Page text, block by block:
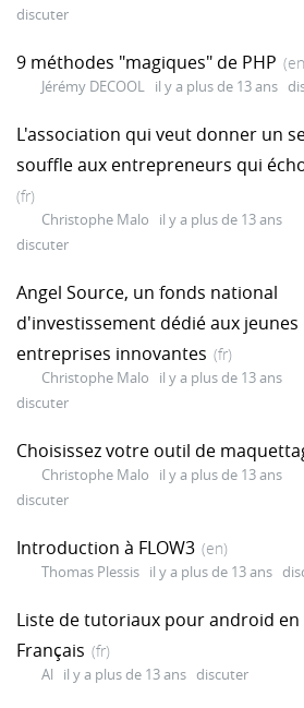
discuter
9 méthodes "magiques" de PHP
Jérémy DECOOL il y a plus de 13 ans
L'association qui veut donner un
souffle aux entrepreneurs qui
(fr)
Christophe Malo
il y a plus de 13 ans
discuter
Angel Source, un fonds national
d'investissement dédié aux jeunes
entreprises innovantes (fr)
Christophe Malo
il y a plus de 13 ans
discuter
Choisissez votre outil de
Christophe Malo
il y a plus de 13 ans
discuter
Introduction à FLOW3 (en)
Thomas Plessis il y a plus de 13 ans
Liste de tutoriaux pour android en
Français (fr)
Al il y a plus de 13 ans discuter